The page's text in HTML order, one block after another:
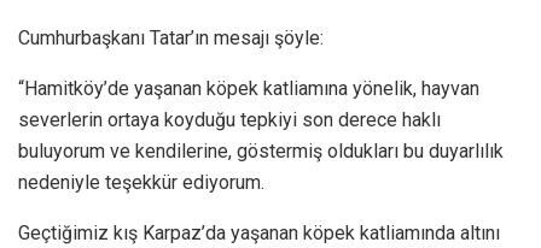
Cumhurbaşkanı Tatar’ın mesajı şöyle:
“Hamitköy’de yaşanan köpek katliamına yönelik, hayvan
severlerin ortaya koyduğu tepkiyi son derece haklı
buluyorum ve kendilerine, göstermiş oldukları bu duyarlılık
nedeniyle teşekkür ediyorum.
Geçtiğimiz kış Karpaz’da yaşanan köpek katliamında altını